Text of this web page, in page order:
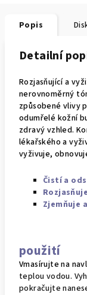
Popis
Detailní
Rozjasňující a
nerovnoměrný
způsobené vlivy
odumřelé kožní
zdravý vzhled.
lékařského a
vyživuje,
Čistí a
Zjemňuje
použití
Vmasírujte na
teplou vodou.
pokračujte